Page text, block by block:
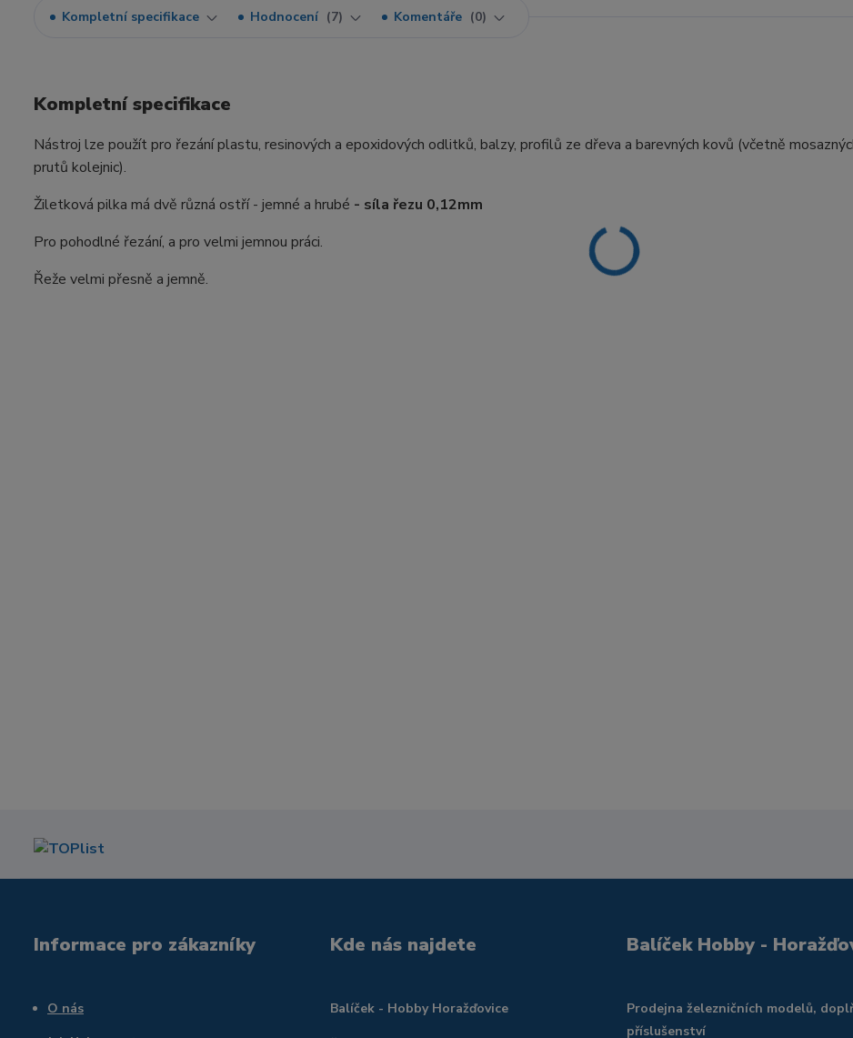
Kompletní specifikace Hodnocení 7 Komentáře 0
Kompletní specifikace
Nástroj lze použít pro řezání plastu, resinových a epoxidových odlitků, balzy, profilů ze dřeva a barevných kovů (včetně
prutů kolejnic).
Žiletková pilka má dvě různá ostří - jemné a hrubé - síla řezu 0,12mm
Pro pohodlné řezání, a pro velmi jemnou práci.
Řeže velmi přesně a jemně.
Informace pro zákazníky
O nás
Kde nás najdete
Balíček - Hobby Horažďovice
Balíček Hobby -
Prodejna železničních modelů,
příslušenství